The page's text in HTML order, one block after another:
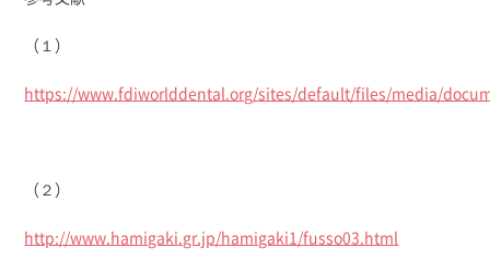
（１）
https://www.fdiworlddental.org/sites/default/files/media/
（２）
http://www.hamigaki.gr.jp/hamigaki1/fusso03.html